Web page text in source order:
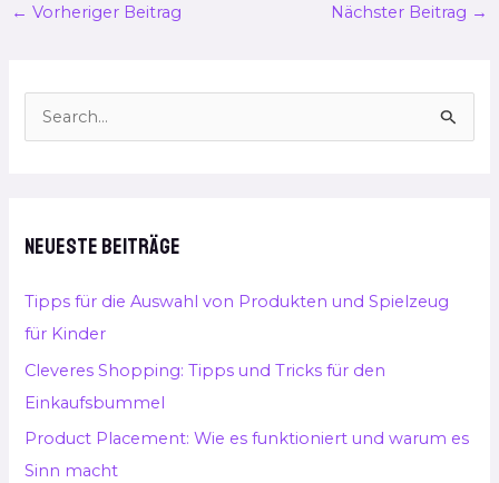
← Vorheriger Beitrag Nächster Beitrag →
e
c
h
:
Neueste Beiträge
Tipps für die Auswahl von Produkten und Spielzeug
für Kinder
Cleveres Shopping: Tipps und Tricks für den
Einkaufsbummel
Product Placement: Wie es funktioniert und warum es
Sinn macht